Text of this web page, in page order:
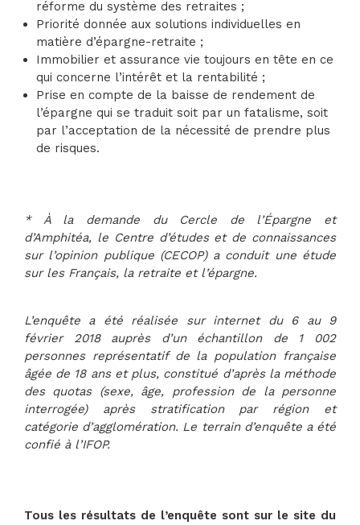
réforme du système des retraites ;
Priorité donnée aux solutions individuelles en
matière d’épargne-retraite ;
Immobilier et assurance vie toujours en tête en ce
qui concerne l’intérêt et la rentabilité ;
Prise en compte de la baisse de rendement de
l’épargne qui se traduit soit par un fatalisme, soit
par l’acceptation de la nécessité de prendre plus
de risques.
*À la demande du Cercle de l’Épargne et
d’Amphitéa, le Centre d’études et de connaissances
sur l’opinion publique (CECOP) a conduit une étude
sur les Français, la retraite et l’épargne.
L’enquête a été réalisée sur internet du 6 au 9
février 2018 auprès d’un échantillon de 1 002
personnes représentatif de la population française
âgée de 18 ans et plus, constitué d’après la méthode
des quotas (sexe, âge, profession de la personne
interrogée) après stratification par région et
catégorie d’agglomération. Le terrain d’enquête a été
confié à l’IFOP.
Tous les résultats de l’enquête sont sur le site du